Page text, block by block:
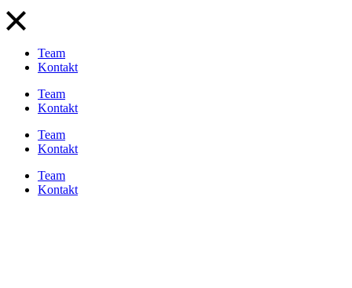
Team
Kontakt
Team
Kontakt
Team
Kontakt
Team
Kontakt